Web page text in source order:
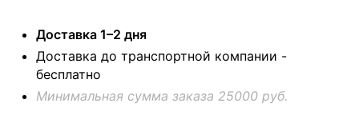
Доставка 1–2 дня
Доставка до транспортной компании -
бесплатно
Минимальная сумма заказа 25000 руб.